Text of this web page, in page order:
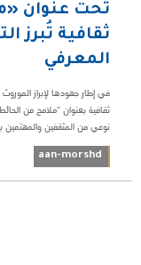
تحت عنوان
ثقافية تُبرز
المعرفي
في إطار جهودها لإبراز
ثقافية بعنوان “ملامح من
نوعي من المثقفين والمهتمين
aan-morshd